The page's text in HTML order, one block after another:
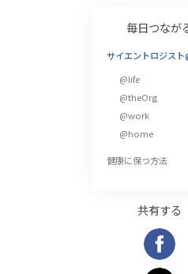
毎日つなが
サイエントロジス
@life
@theOrg
@work
@home
健康に保つ方法
共有する